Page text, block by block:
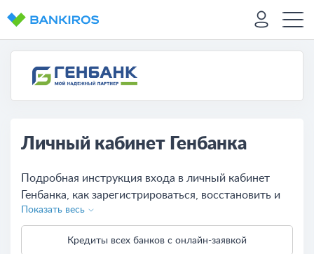
Личный кабинет Генбанка
Подробная инструкция входа в личный кабинет
Генбанка, как зарегистрироваться, восстановить и
сменить пароль, описание возможностей для
физических и юридических лиц.
Показать весь
Кредиты всех банков с онлайн-заявкой